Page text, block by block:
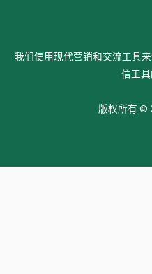
我们使用现代营销和交流工具
信工
版权所有 ©